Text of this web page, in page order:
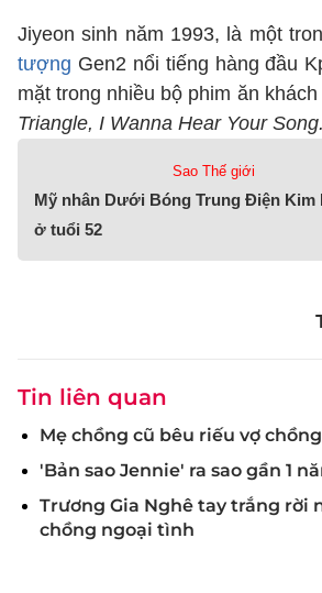
Jiyeon sinh năm 1993, là một
tượng Gen2 nổi tiếng hàng đầu
mặt trong nhiều bộ phim ăn
Triangle, I Wanna Hear Your
Sao Thế giới
Mỹ nhân Dưới Bóng Trung Điện Kim
ở tuổi 52
Tin liên quan
Mẹ chồng cũ bêu riếu vợ
'Bản sao Jennie' ra sao gần 1
Trương Gia Nghê tay trắng rời
chồng ngoại tình